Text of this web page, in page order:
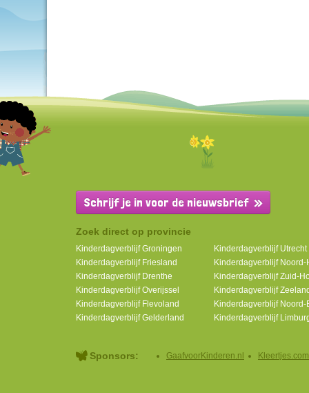
Schrijf je in voor de nieuwsbrief
Kinderdagverblijf Utrecht
Kinderdagverblijf Noord-
Kinderdagverblijf Zuid-
Kinderdagverblijf
Kinderdagverblijf Noord-
Kinderdagverblijf
Zoek direct op provincie
Kinderdagverblijf Groningen
Kinderdagverblijf Friesland
Kinderdagverblijf Drenthe
Kinderdagverblijf Overijssel
Kinderdagverblijf Flevoland
Kinderdagverblijf Gelderland
Sponsors: GaafvoorKinderen.nl Kleertjes.com